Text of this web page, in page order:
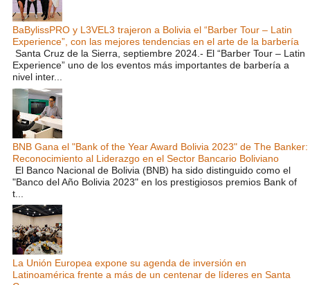
BaBylissPRO y L3VEL3 trajeron a Bolivia el “Barber Tour – Latin
Experience”, con las mejores tendencias en el arte de la barbería
Santa Cruz de la Sierra, septiembre 2024.- El “Barber Tour – Latin
Experience” uno de los eventos más importantes de barbería a
nivel inter...
BNB Gana el "Bank of the Year Award Bolivia 2023" de The Banker:
Reconocimiento al Liderazgo en el Sector Bancario Boliviano
El Banco Nacional de Bolivia (BNB) ha sido distinguido como el
"Banco del Año Bolivia 2023" en los prestigiosos premios Bank of
t...
La Unión Europea expone su agenda de inversión en
Latinoamérica frente a más de un centenar de líderes en Santa